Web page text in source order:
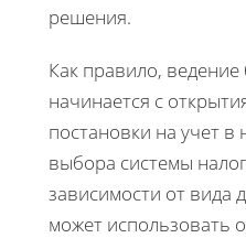
решения.
Как правило, ведение
начинается с
постановки на учет в
выбора системы
зависимости от вида
может